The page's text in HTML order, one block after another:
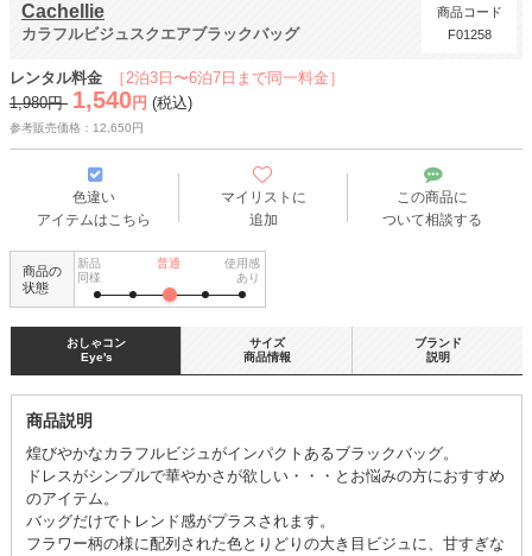
Cachellie
カラフルビジュスクエアブラックバッグ
商品コード
F01258
［2泊3日〜6泊7日まで同一料金］
レンタル料金
1,980円 1,540 円 (税込)
参考販売価格：12,650円
色違い
アイテムはこちら
マイリストに
追加
この商品に
ついて相談する
商品の
状態
新品
同様
普通
使用感
あり
おしゃコン
Eye's
商品説明
煌びやかなカラフルビジュがインパクトあるブラックバッグ。
ドレスがシンプルで華やかさが欲しい・・・とお悩みの方におすすめ
のアイテム。
バッグだけでトレンド感がプラスされます。
フラワー柄の様に配列された色とりどりの大き目ビジュに、甘すぎな
サイズ
商品情報
ブランド
説明